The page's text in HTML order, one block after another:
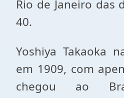
Rio de Janeiro das
40.
Yoshiya Takaoka
em 1909, com
chegou ao